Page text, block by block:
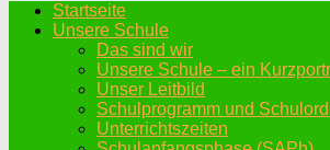
Startseite
Unsere Schule
Das sind wir
Unsere Schule – ein
Unser Leitbild
Schulprogramm und
Unterrichtszeiten